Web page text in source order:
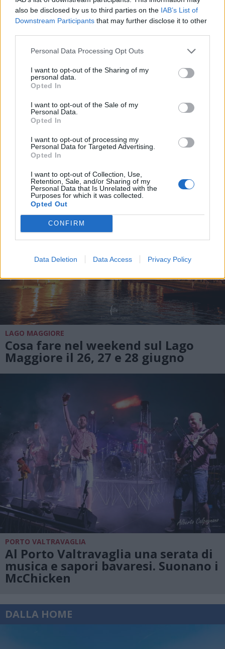
also be disclosed by us to third parties on the IAB’s List of
Downstream Participants that may further disclose it to other
Personal Data Processing Opt Outs
I want to opt-out of the Sharing of my
personal data.
Opted In
I want to opt-out of the Sale of my
Personal Data.
Opted In
I want to opt-out of processing my
Personal Data for Targeted Advertising.
Opted In
I want to opt-out of Collection, Use,
Retention, Sale, and/or Sharing of my
Personal Data that Is Unrelated with the
Purposes for which it was collected.
Opted Out
CONFIRM
Data Deletion Data Access Privacy Policy
L'ITINERARIO
Alla scoperta della sponda
lombarda del Verbano: Porto
Valtravaglia, Castelveccana e
Laveno Mombello
LAGO MAGGIORE
Cosa fare nel weekend sul Lago
Maggiore il 26, 27 e 28 giugno
PORTO VALTRAVAGLIA
Al Porto Valtravaglia una serata di
musica e sapori bavaresi. Suonano i
McChicken
DALLA HOME